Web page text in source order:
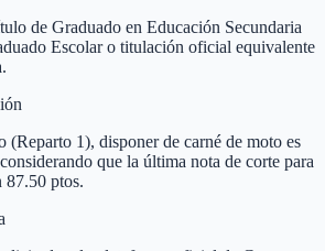
de Graduado en Educación Secundaria
Escolar o titulación oficial equivalente
(Reparto 1), disponer de carné de moto es
que la última nota de corte para
87.50 ptos.